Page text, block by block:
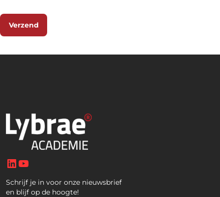
Verzend
LinkedIn
Schrijf je in voor onze nieuwsbrief
en blijf op de hoogte!